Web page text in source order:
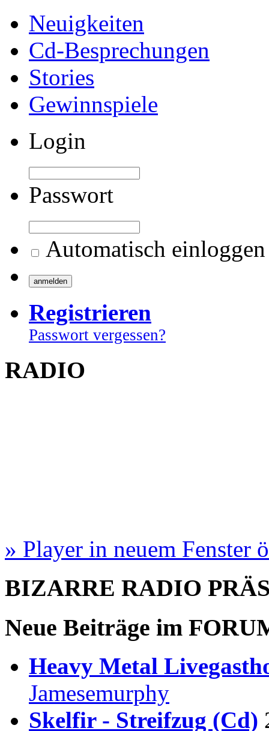
Neuigkeiten
Cd-Besprechungen
Stories
Gewinnspiele
Login
Passwort
Automatisch einloggen
Registrieren
Passwort vergessen?
RADIO
» Player in neuem Fenster
BIZARRE RADIO
Neue Beiträge im
Heavy Metal
Jamesemurphy
Skelfir - Streifzug (Cd)